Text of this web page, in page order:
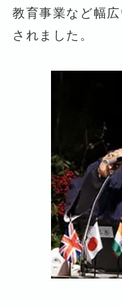
教育事業など幅
されました。